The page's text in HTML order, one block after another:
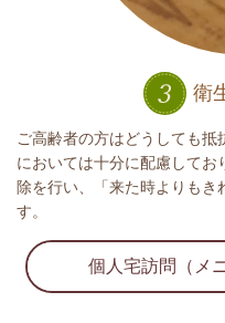
衛
ご高齢者の方はどうしても
においては十分に配慮して
除を行い、「来た時よりもき
す。
個人宅訪問（メ